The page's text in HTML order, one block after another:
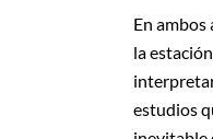
En
la
estudios